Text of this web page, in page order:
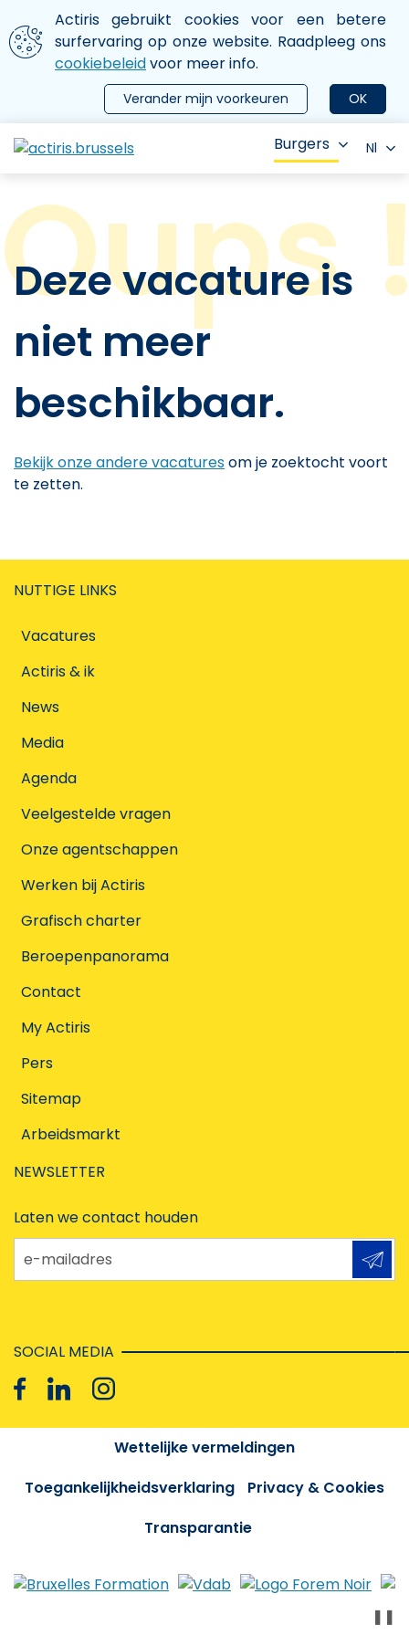
Aller au contenu principal
We gebruiken cookies
Actiris gebruikt cookies voor een betere
surfervaring op onze website. Raadpleeg ons
cookiebeleidvoor meer info.
OK
Verander mijn voorkeuren
le menu
Burgers Nl
Deze vacature is
niet meer
beschikbaar.
Bekijk onze andere vacaturesom je zoektocht voort
te zetten.
NUTTIGE LINKS
Vacatures
Actiris & ik
News
Media
Agenda
Veelgestelde vragen
Onze agentschappen
Werken bij Actiris
Grafisch charter
Beroepenpanorama
Contact
My Actiris
Pers
Sitemap
Arbeidsmarkt
NEWSLETTER
Laten we contact houden
e-mailadres
SOCIAL MEDIA
Wettelijke vermeldingen
Toegankelijkheidsverklaring
Privacy & Cookies
Transparantie
❚❚